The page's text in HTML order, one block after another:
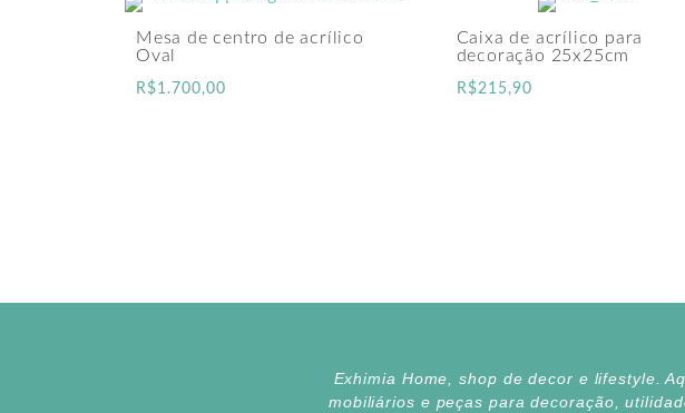
Mesa de centro de acrílico
Oval
R$1.700,00
Caixa de acrílico para
decoração 25x25cm
R$215,90
Exhimia Home, shop de decor e lifestyle.
mobiliários e peças para decoração,